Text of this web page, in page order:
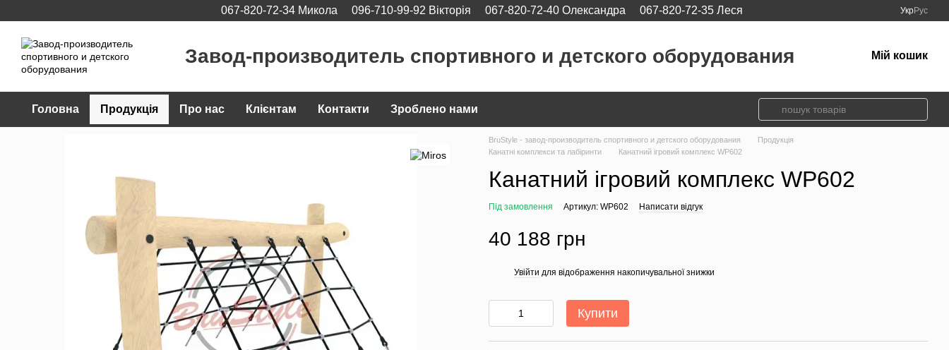
067-820-72-34 Микола 096-710-99-92 Вікторія 067-820-72-40 Олександра 067-820-72-35 Леся УкрРус
Завод-производитель спортивного и детского оборудования Мій кошик
Головна Продукція Про нас Клієнтам Контакти Зроблено нами
BruStyle - завод-производитель спортивного и детского оборудования
Продукція
Канатні комплекси та лабіринти
Канатний ігровий комплекс WP602
Канатний ігровий комплекс WP602
Під замовлення Артикул: WP602 Написати відгук
40 188 грн
Увійти для відображення накопичувальної знижки
Купити